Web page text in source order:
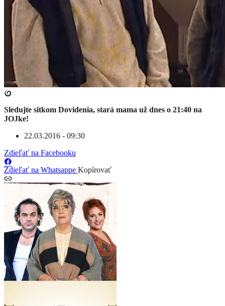
Sledujte sitkom Dovidenia, stará mama už dnes o 21:40 na
JOJke!
22.03.2016 - 09:30
Zdieľať na Facebooku
Zdieľať na Whatsappe Kopírovať